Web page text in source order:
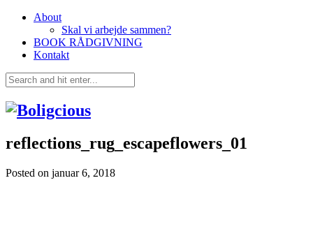
About
Skal vi arbejde sammen?
BOOK RÅDGIVNING
Kontakt
reflections_rug_escapeflowers_01
Posted on januar 6, 2018